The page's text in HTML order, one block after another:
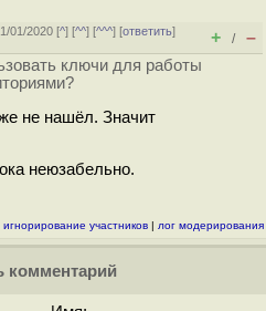
01/2020 [^] [^^] [^^^] [ответить]
+ / –
ключи для работы
не нашёл. Значит
неюзабельно.
игнорирование участников | лог модерирования
комментарий